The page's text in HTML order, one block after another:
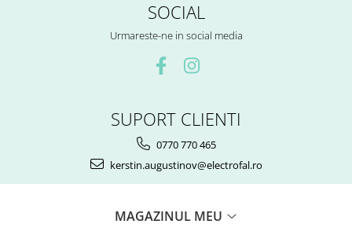
SOCIAL
Urmareste-ne in social media
SUPORT CLIENTI
0770 770 465
kerstin.augustinov@electrofal.ro
MAGAZINUL MEU